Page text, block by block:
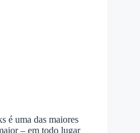
é uma das maiores
– em todo lugar